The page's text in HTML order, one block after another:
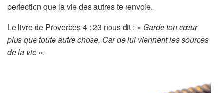
perfection que la vie des autres te renvoie.
Le livre de Proverbes 4 : 23 nous dit : « Garde ton cœur
plus que toute autre chose, Car de lui viennent les sources
de la vie ».